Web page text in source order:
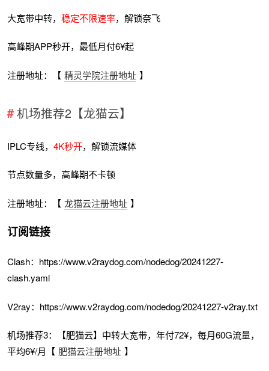
大宽带中转，稳定不限速率，解锁奈飞
高峰期APP秒开，最低月付6¥起
注册地址：【 精灵学院注册地址 】
机场推荐2【龙猫云】
IPLC专线，4K秒开，解锁流媒体
节点数量多，高峰期不卡顿
注册地址：【 龙猫云注册地址 】
订阅链接
Clash：https://www.v2raydog.com/nodedog/20241227-
clash.yaml
V2ray：https://www.v2raydog.com/nodedog/20241227-v2ray.txt
机场推荐3：【肥猫云】中转大宽带，年付72¥，每月60G流量，
平均6¥/月【 肥猫云注册地址 】